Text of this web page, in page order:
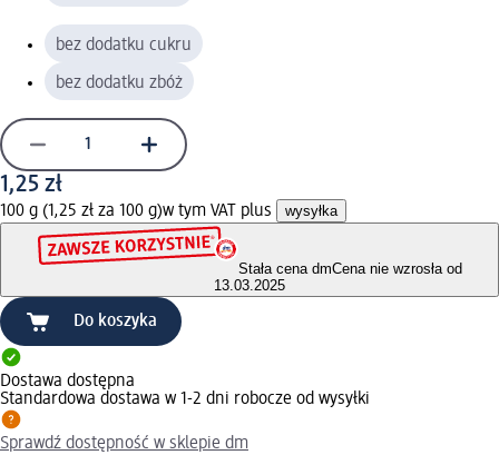
bez dodatku cukru
bez dodatku zbóż
1,25 zł
100 g (1,25 zł za 100 g)w tym VAT plus wysyłka
Stała cena dmCena nie wzrosła od
13.03.2025
Do koszyka
Dostawa dostępna
Standardowa dostawa w 1-2 dni robocze od wysyłki
Sprawdź dostępność w sklepie dm